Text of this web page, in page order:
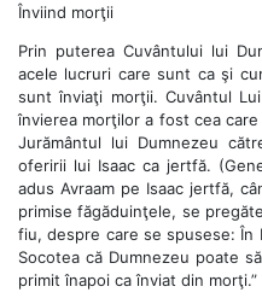
Înviind morţii
Prin puterea Cuvântului lui
acele lucruri care sunt ca şi
sunt înviaţi morţii. Cuvântul
învierea morţilor a fost cea
Jurământul lui Dumnezeu
oferirii lui Isaac ca jertfă.
adus Avraam pe Isaac jertfă,
primise făgăduinţele, se
fiu, despre care se spusese: În
Socotea că Dumnezeu poate
primit înapoi ca înviat din morţi.”